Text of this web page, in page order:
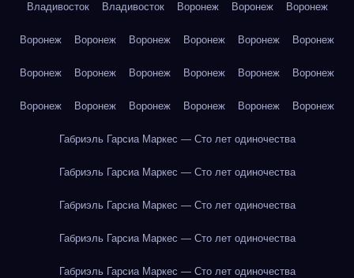
Владивосток Владивосток Воронеж Воронеж Воронеж
Воронеж Воронеж Воронеж Воронеж Воронеж Воронеж
Воронеж Воронеж Воронеж Воронеж Воронеж Воронеж
Воронеж Воронеж Воронеж Воронеж Воронеж Воронеж
Габриэль Гарсиа Маркес — Сто лет одиночества
Габриэль Гарсиа Маркес — Сто лет одиночества
Габриэль Гарсиа Маркес — Сто лет одиночества
Габриэль Гарсиа Маркес — Сто лет одиночества
Габриэль Гарсиа Маркес — Сто лет одиночества